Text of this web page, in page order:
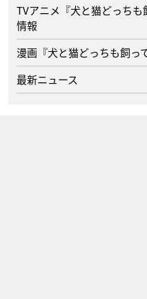
TVアニメ『犬と猫どっち
情報
漫画『犬と猫どっちも飼っ
最新ニュース